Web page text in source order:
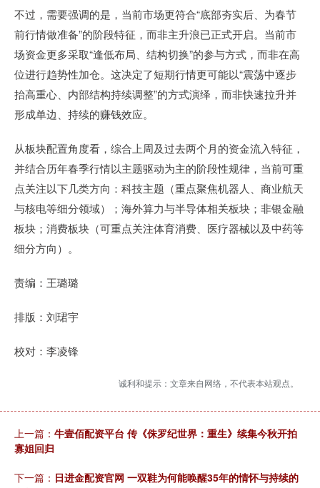
不过，需要强调的是，当前市场更符合“底部夯实后、为春节
前行情做准备”的阶段特征，而非主升浪已正式开启。当前市
场资金更多采取“逢低布局、结构切换”的参与方式，而非在高
位进行趋势性加仓。这决定了短期行情更可能以“震荡中逐步
抬高重心、内部结构持续调整”的方式演绎，而非快速拉升并
形成单边、持续的赚钱效应。
从板块配置角度看，综合上周及过去两个月的资金流入特征，
并结合历年春季行情以主题驱动为主的阶段性规律，当前可重
点关注以下几类方向：科技主题（重点聚焦机器人、商业航天
与核电等细分领域）；海外算力与半导体相关板块；非银金融
板块；消费板块（可重点关注体育消费、医疗器械以及中药等
细分方向）。
责编：王璐璐
排版：刘珺宇
校对：李凌锋
诚利和提示：文章来自网络，不代表本站观点。
上一篇： 牛壹佰配资平台 传《侏罗纪世界：重生》续集今秋开拍
寡姐回归
下一篇： 日进金配资官网 一双鞋为何能唤醒35年的情怀与持续的